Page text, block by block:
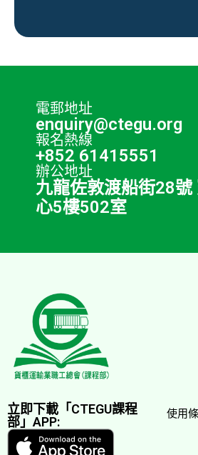
電郵地址
enquiry@ctegu.org
報名熱線
+852 61415551
辦公地址
九龍佐敦渡船街28號
心5樓502室
立即下載「CTEGU課程
部」APP:
使用